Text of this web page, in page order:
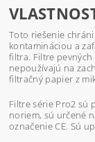
Toto riešenie
kontamináciou a
filtra. Filtre
nepoužívajú na
filtračný papier z
Filtre série Pro2 sú
noriem, sú určené
označenie CE. Sú